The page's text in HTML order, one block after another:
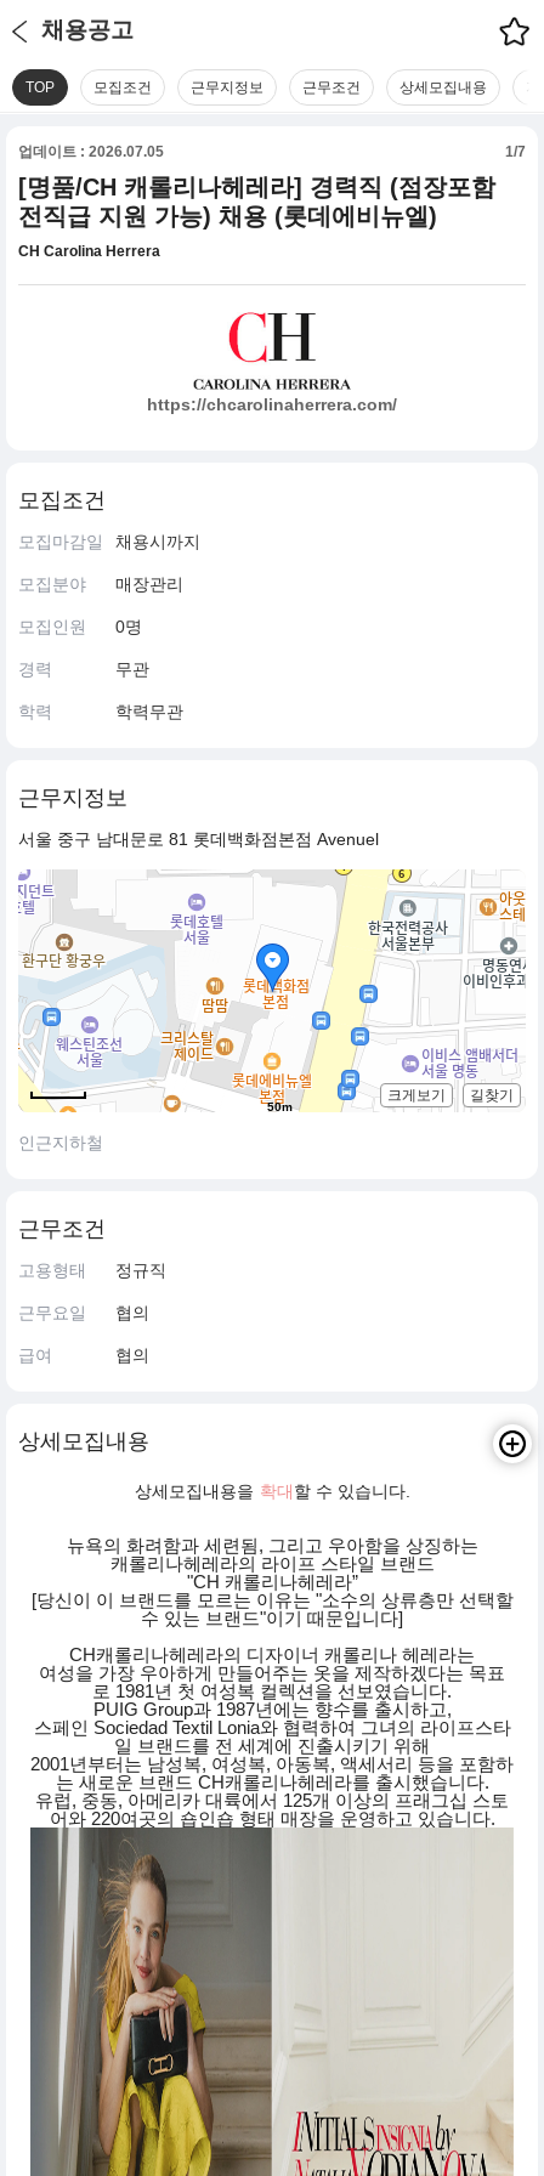
채용공고
TOP 모집조건 근무지정보 근무조건 상세모집내용 지
업데이트 : 2026.07.05 1/7
[명품/CH 캐롤리나헤레라] 경력직 (점장포함
전직급 지원 가능) 채용 (롯데에비뉴엘)
CH Carolina Herrera
https://chcarolinaherrera.com/
모집조건
모집마감일 채용시까지
모집분야 매장관리
모집인원 0명
경력 무관
학력 학력무관
근무지정보
서울 중구 남대문로 81 롯데백화점본점 Avenuel
50m
크게보기 길찾기
인근지하철
근무조건
고용형태 정규직
근무요일 협의
급여 협의
상세모집내용
상세모집내용을 확대할 수 있습니다.
뉴욕의 화려함과 세련됨, 그리고 우아함을 상징하는
캐롤리나헤레라의 라이프 스타일 브랜드
"CH 캐롤리나헤레라”
[당신이 이 브랜드를 모르는 이유는 "소수의 상류층만 선택할
수 있는 브랜드"이기 때문입니다]
CH캐롤리나헤레라의 디자이너 캐롤리나 헤레라는
여성을 가장 우아하게 만들어주는 옷을 제작하겠다는 목표
로 1981년 첫 여성복 컬렉션을 선보였습니다.
PUIG Group과 1987년에는 향수를 출시하고,
스페인 Sociedad Textil Lonia와 협력하여 그녀의 라이프스타
일 브랜드를 전 세계에 진출시키기 위해
2001년부터는 남성복, 여성복, 아동복, 액세서리 등을 포함하
는 새로운 브랜드 CH캐롤리나헤레라를 출시했습니다.
유럽, 중동, 아메리카 대륙에서 125개 이상의 프래그십 스토
어와 220여곳의 숍인숍 형태 매장을 운영하고 있습니다.